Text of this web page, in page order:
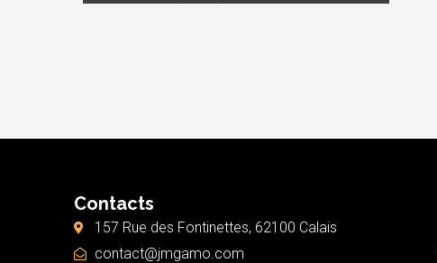
Contacts
157 Rue des Fontinettes, 62100 Calais
contact@jmgamo.com